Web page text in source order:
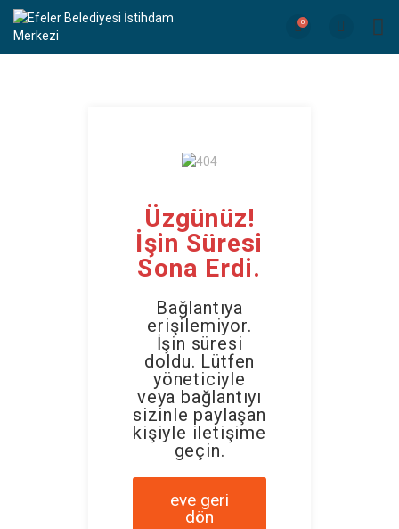
0
Üzgünüz!
İşin Süresi
Sona Erdi.
Bağlantıya
erişilemiyor.
İşin süresi
doldu. Lütfen
yöneticiyle
veya bağlantıyı
sizinle paylaşan
kişiyle iletişime
geçin.
eve geri
dön